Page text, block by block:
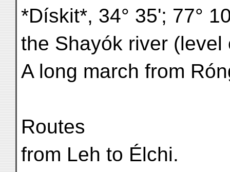
*Dískit*, 34° 35'; 77°
the Shayók river
A long march from
Routes
from Leh to Élchi.